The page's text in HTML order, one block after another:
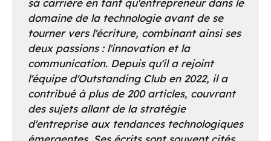
sa carrière en tant qu'entrepreneur dans le
domaine de la technologie avant de se
tourner vers l'écriture, combinant ainsi ses
deux passions : l'innovation et la
communication. Depuis qu'il a rejoint
l'équipe d'Outstanding Club en 2022, il a
contribué à plus de 200 articles, couvrant
des sujets allant de la stratégie
d'entreprise aux tendances technologiques